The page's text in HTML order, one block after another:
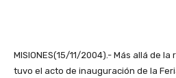
MISIONES(15/11/2004).- Más allá de
tuvo el acto de inauguración de la